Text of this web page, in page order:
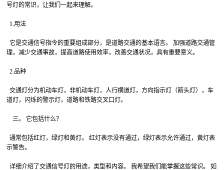
号灯的常识，让我们一起来理解。
1.用法
它是交通信号指令的重要组成部分，是道路交通的基本语言。 加强道路交通管
理，减少交通事故，提高道路使用效率，改善交通状况，具有重要意义。
2.品种
交通灯分为机动车灯，非机动车灯，人行横道灯，方向指示灯（箭头灯），车
道灯，闪烁的警示灯，道路和铁路交叉口灯。
三。 它包括什么？
通常包括红灯，绿灯和黄灯。 红灯表示没有通过，绿灯表示允许通过，黄灯表
示警告。
详细介绍了交通信号灯的用途，类型和内容。 我希望我们能掌握这些常识。 如